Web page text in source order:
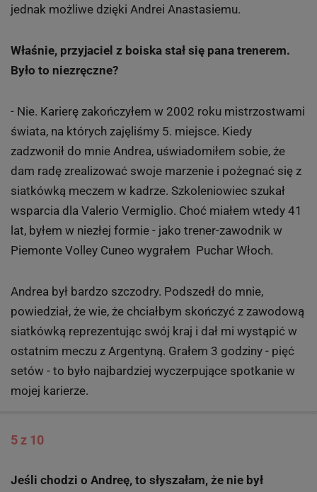
jednak możliwe dzięki Andrei Anastasiemu.
Właśnie, przyjaciel z boiska stał się pana trenerem.
Było to niezręczne?
- Nie. Karierę zakończyłem w 2002 roku mistrzostwami
świata, na których zajęliśmy 5. miejsce. Kiedy
zadzwonił do mnie Andrea, uświadomiłem sobie, że
dam radę zrealizować swoje marzenie i pożegnać się z
siatkówką meczem w kadrze. Szkoleniowiec szukał
wsparcia dla Valerio Vermiglio. Choć miałem wtedy 41
lat, byłem w niezłej formie - jako trener-zawodnik w
Piemonte Volley Cuneo wygrałem Puchar Włoch.
Andrea był bardzo szczodry. Podszedł do mnie,
powiedział, że wie, że chciałbym skończyć z zawodową
siatkówką reprezentując swój kraj i dał mi wystąpić w
ostatnim meczu z Argentyną. Grałem 3 godziny - pięć
setów - to było najbardziej wyczerpujące spotkanie w
mojej karierze.
5 z 10
Jeśli chodzi o Andreę, to słyszałam, że nie był